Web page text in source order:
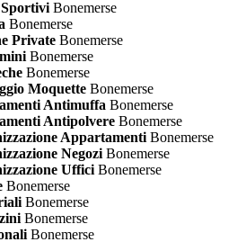
Bonemerse
Bonemerse
Private Bonemerse
Bonemerse
Bonemerse
Moquette Bonemerse
Antimuffa Bonemerse
Antipolvere Bonemerse
Appartamenti Bonemerse
Negozi Bonemerse
Uffici Bonemerse
Bonemerse
Bonemerse
Bonemerse
Bonemerse